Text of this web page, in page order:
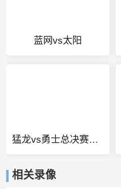
蓝网vs太阳
猛龙vs勇士总决赛第6场票价
相关录像